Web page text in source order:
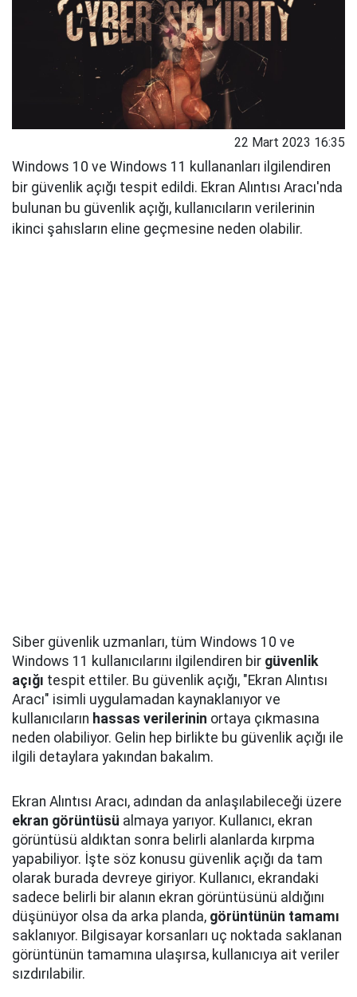
22 Mart 2023 16:35
Windows 10 ve Windows 11 kullananları ilgilendiren
bir güvenlik açığı tespit edildi. Ekran Alıntısı Aracı'nda
bulunan bu güvenlik açığı, kullanıcıların verilerinin
ikinci şahısların eline geçmesine neden olabilir.
Siber güvenlik uzmanları, tüm Windows 10 ve
Windows 11 kullanıcılarını ilgilendiren bir güvenlik
açığı tespit ettiler. Bu güvenlik açığı, "Ekran Alıntısı
Aracı" isimli uygulamadan kaynaklanıyor ve
kullanıcıların hassas verilerinin ortaya çıkmasına
neden olabiliyor. Gelin hep birlikte bu güvenlik açığı ile
ilgili detaylara yakından bakalım.
Ekran Alıntısı Aracı, adından da anlaşılabileceği üzere
ekran görüntüsü almaya yarıyor. Kullanıcı, ekran
görüntüsü aldıktan sonra belirli alanlarda kırpma
yapabiliyor. İşte söz konusu güvenlik açığı da tam
olarak burada devreye giriyor. Kullanıcı, ekrandaki
sadece belirli bir alanın ekran görüntüsünü aldığını
düşünüyor olsa da arka planda, görüntünün tamamı
saklanıyor. Bilgisayar korsanları uç noktada saklanan
görüntünün tamamına ulaşırsa, kullanıcıya ait veriler
sızdırılabilir.